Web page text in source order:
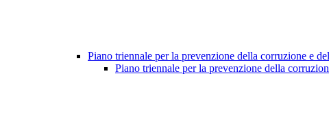
Piano triennale per la prevenzione della corruzione e
Piano triennale per la prevenzione della